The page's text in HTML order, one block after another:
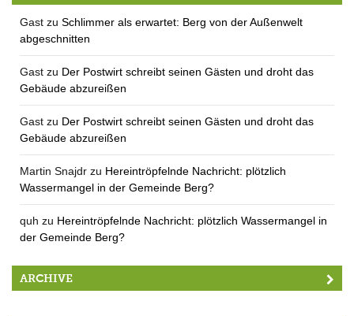
Gast zu Schlimmer als erwartet: Berg von der Außenwelt
abgeschnitten
Gast zu Der Postwirt schreibt seinen Gästen und droht das
Gebäude abzureißen
Gast zu Der Postwirt schreibt seinen Gästen und droht das
Gebäude abzureißen
Martin Snajdr zu Hereintröpfelnde Nachricht: plötzlich
Wassermangel in der Gemeinde Berg?
quh zu Hereintröpfelnde Nachricht: plötzlich Wassermangel in
der Gemeinde Berg?
ARCHIVE